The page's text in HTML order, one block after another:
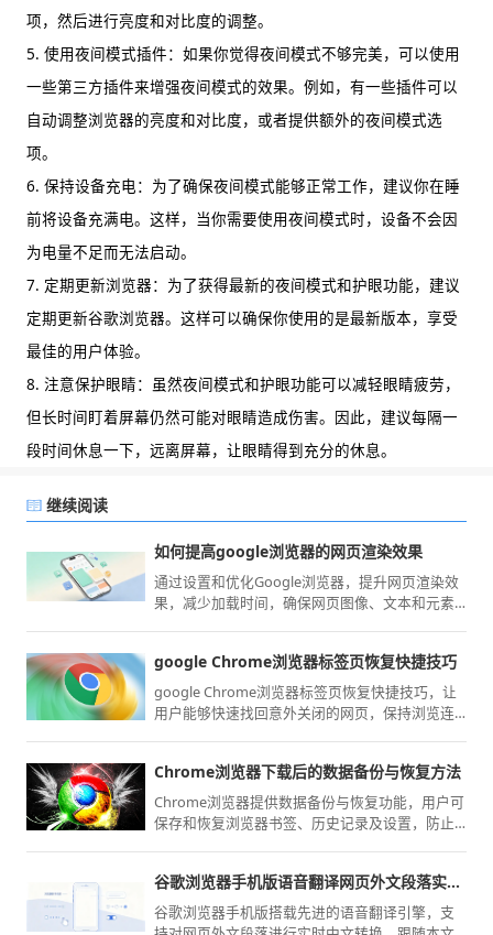
项，然后进行亮度和对比度的调整。
5. 使用夜间模式插件：如果你觉得夜间模式不够完美，可以使用
一些第三方插件来增强夜间模式的效果。例如，有一些插件可以
自动调整浏览器的亮度和对比度，或者提供额外的夜间模式选
项。
6. 保持设备充电：为了确保夜间模式能够正常工作，建议你在睡
前将设备充满电。这样，当你需要使用夜间模式时，设备不会因
为电量不足而无法启动。
7. 定期更新浏览器：为了获得最新的夜间模式和护眼功能，建议
定期更新谷歌浏览器。这样可以确保你使用的是最新版本，享受
最佳的用户体验。
8. 注意保护眼睛：虽然夜间模式和护眼功能可以减轻眼睛疲劳，
但长时间盯着屏幕仍然可能对眼睛造成伤害。因此，建议每隔一
段时间休息一下，远离屏幕，让眼睛得到充分的休息。
继续阅读
如何提高google浏览器的网页渲染效果
通过设置和优化Google浏览器，提升网页渲染效
果，减少加载时间，确保网页图像、文本和元素
google Chrome浏览器标签页恢复快捷技巧
google Chrome浏览器标签页恢复快捷技巧，让
用户能够快速找回意外关闭的网页，保持浏览连
Chrome浏览器下载后的数据备份与恢复方法
Chrome浏览器提供数据备份与恢复功能，用户可
保存和恢复浏览器书签、历史记录及设置，防止
谷歌浏览器手机版语音翻译网页外文段落实时转换中文技巧
谷歌浏览器手机版搭载先进的语音翻译引擎，支